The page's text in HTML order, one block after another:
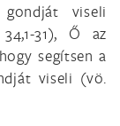
viseli
31), Ő az
segítsen a
viseli (vö.